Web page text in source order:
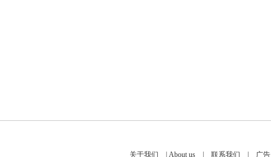
关于我们 About us| 联系我们 广